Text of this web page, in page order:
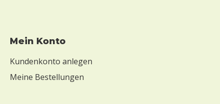
Mein Konto
Kundenkonto anlegen
Meine Bestellungen